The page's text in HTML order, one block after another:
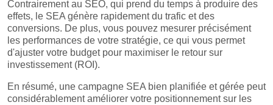
Contrairement au SEO, qui prend du temps à produire des
effets, le SEA génère rapidement du trafic et des
conversions. De plus, vous pouvez mesurer précisément
les performances de votre stratégie, ce qui vous permet
d'ajuster votre budget pour maximiser le retour sur
investissement (ROI).
En résumé, une campagne SEA bien planifiée et gérée peut
considérablement améliorer votre positionnement sur les